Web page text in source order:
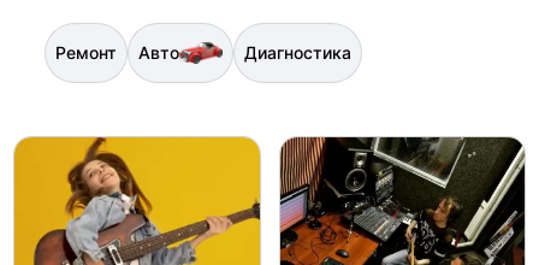
Ремонт Авто Диагностика